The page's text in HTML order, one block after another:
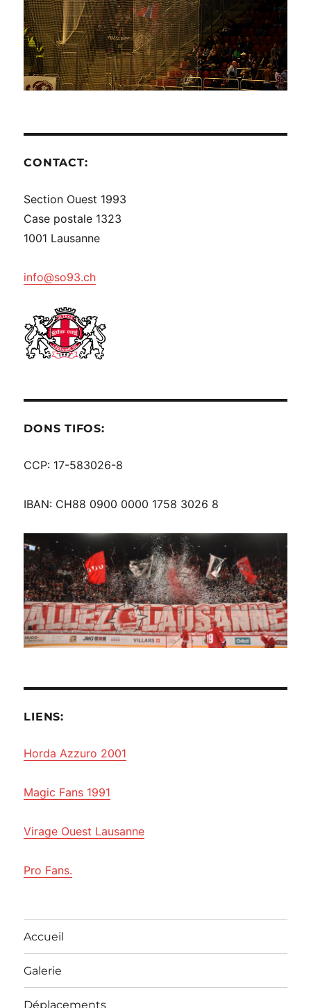
CONTACT:
Section Ouest 1993
Case postale 1323
1001 Lausanne
info@so93.ch
DONS TIFOS:
CCP: 17-583026-8
IBAN: CH88 0900 0000 1758 3026 8
LIENS:
Horda Azzuro 2001
Magic Fans 1991
Virage Ouest Lausanne
Pro Fans.
Accueil
Galerie
Déplacements